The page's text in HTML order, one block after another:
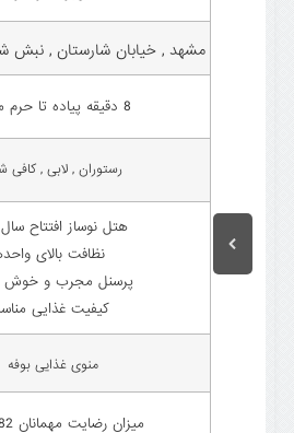
مشهد , خیابان شارستان , نبش
8 دقیقه پیاده تا حرم مطهر
رستوران , لابی , کافی
هتل نوساز افتتاح سال 1397
نظافت بالای
پرسنل مجرب و خوش
کیفیت غذایی
منوی غذایی بوفه
میزان رضایت مهمانان 82 درصد